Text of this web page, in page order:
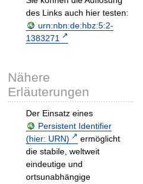
des Links auch hier testen:
urn:nbn:de:hbz:5:2-
1383271
Nähere
Erläuterungen
Der Einsatz eines
Persistent Identifier
(hier: URN)
ermöglicht
die stabile, weltweit
eindeutige und
ortsunabhängige